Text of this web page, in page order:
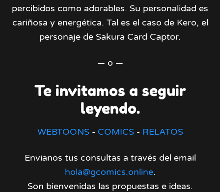
percibidos como adorables. Su personalidad es
cariñosa y energética. Tal es el caso de Kero, el
personaje de Sakura Card Captor.
— o —
Te invitamos a seguir
leyendo.
WEBTOONS- COMICS- RELATOS
Envianos tus consultas a través del email
hola@gcomics.online.
Son bienvenidas las propuestas e ideas.